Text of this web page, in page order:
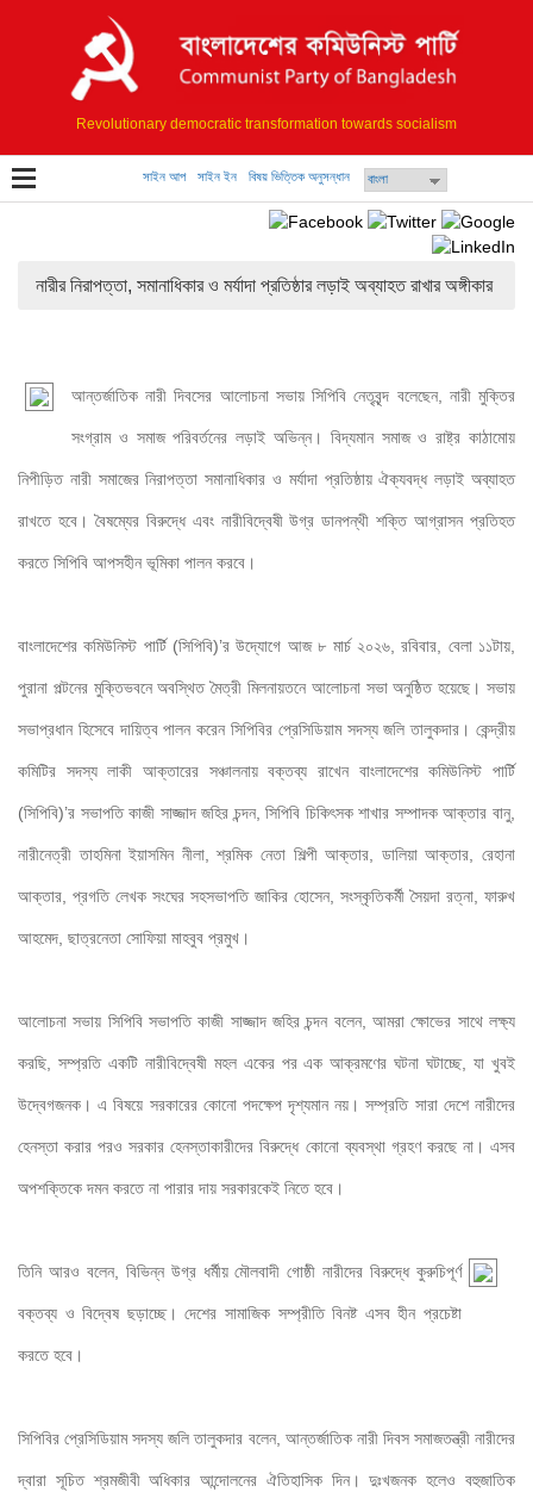
Revolutionary democratic transformation towards socialism
সাইন আপ সাইন ইন বিষয় ভিত্তিক অনুসন্ধান
নারীর নিরাপত্তা, সমানাধিকার ও মর্যাদা প্রতিষ্ঠার লড়াই অব্যাহত রাখার অঙ্গীকার
আন্তর্জাতিক নারী দিবসের আলোচনা সভায় সিপিবি নেতৃবৃন্দ বলেছেন, নারী মুক্তির
সংগ্রাম ও সমাজ পরিবর্তনের লড়াই অভিন্ন। বিদ্যমান সমাজ ও রাষ্ট্র কাঠামোয়
নিপীড়িত নারী সমাজের নিরাপত্তা সমানাধিকার ও মর্যাদা প্রতিষ্ঠায় ঐক্যবদ্ধ লড়াই অব্যাহত
রাখতে হবে। বৈষম্যের বিরুদ্ধে এবং নারীবিদ্বেষী উগ্র ডানপন্থী শক্তি আগ্রাসন প্রতিহত
করতে সিপিবি আপসহীন ভূমিকা পালন করবে।
বাংলাদেশের কমিউনিস্ট পার্টি (সিপিবি)’র উদ্যোগে আজ ৮ মার্চ ২০২৬, রবিবার, বেলা ১১টায়,
পুরানা পল্টনের মুক্তিভবনে অবস্থিত মৈত্রী মিলনায়তনে আলোচনা সভা অনুষ্ঠিত হয়েছে। সভায়
সভাপ্রধান হিসেবে দায়িত্ব পালন করেন সিপিবির প্রেসিডিয়াম সদস্য জলি তালুকদার। কেন্দ্রীয়
কমিটির সদস্য লাকী আক্তারের সঞ্চালনায় বক্তব্য রাখেন বাংলাদেশের কমিউনিস্ট পার্টি
(সিপিবি)’র সভাপতি কাজী সাজ্জাদ জহির চন্দন, সিপিবি চিকিৎসক শাখার সম্পাদক আক্তার বানু,
নারীনেত্রী তাহমিনা ইয়াসমিন নীলা, শ্রমিক নেতা শিল্পী আক্তার, ডালিয়া আক্তার, রেহানা
আক্তার, প্রগতি লেখক সংঘের সহসভাপতি জাকির হোসেন, সংস্কৃতিকর্মী সৈয়দা রত্না, ফারুখ
আহমেদ, ছাত্রনেতা সোফিয়া মাহবুব প্রমুখ।
আলোচনা সভায় সিপিবি সভাপতি কাজী সাজ্জাদ জহির চন্দন বলেন, আমরা ক্ষোভের সাথে লক্ষ্য
করছি, সম্প্রতি একটি নারীবিদ্বেষী মহল একের পর এক আক্রমণের ঘটনা ঘটাচ্ছে, যা খুবই
উদ্বেগজনক। এ বিষয়ে সরকারের কোনো পদক্ষেপ দৃশ্যমান নয়। সম্প্রতি সারা দেশে নারীদের
হেনস্তা করার পরও সরকার হেনস্তাকারীদের বিরুদ্ধে কোনো ব্যবস্থা গ্রহণ করছে না। এসব
অপশক্তিকে দমন করতে না পারার দায় সরকারকেই নিতে হবে।
তিনি আরও বলেন, বিভিন্ন উগ্র ধর্মীয় মৌলবাদী গোষ্ঠী নারীদের বিরুদ্ধে কুরুচিপূর্ণ
বক্তব্য ও বিদ্বেষ ছড়াচ্ছে। দেশের সামাজিক সম্প্রীতি বিনষ্ট এসব হীন প্রচেষ্টা
করতে হবে।
সিপিবির প্রেসিডিয়াম সদস্য জলি তালুকদার বলেন, আন্তর্জাতিক নারী দিবস সমাজতন্ত্রী নারীদের
দ্বারা সূচিত শ্রমজীবী অধিকার আন্দোলনের ঐতিহাসিক দিন। দুঃখজনক হলেও বহুজাতিক